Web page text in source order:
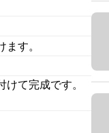
す。
て完成です。